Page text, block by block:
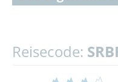
Reisecode: